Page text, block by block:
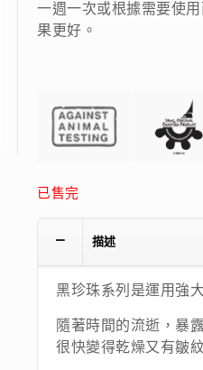
一週一次或根據需要使
果更好。
已售完
描述
黑珍珠系列是運用強
隨著時間的流逝，暴
很快變得乾燥又有皺紋